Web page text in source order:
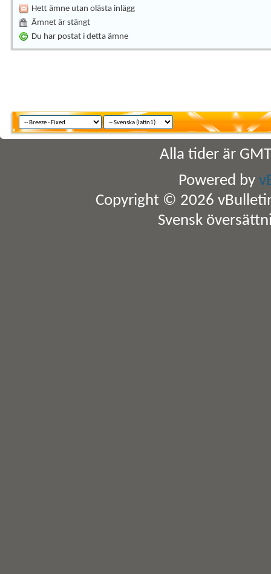
Hett ämne utan olästa inlägg
Ämnet är stängt
Du har postat i detta ämne
Alla tider är
Powered by
Copyright © 2026
Svensk